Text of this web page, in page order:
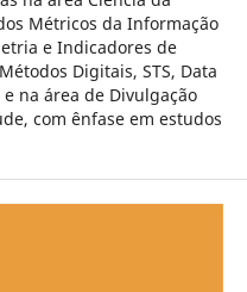
Métricos da Informação
e Indicadores de
Digitais, STS, Data
na área de Divulgação
com ênfase em estudos